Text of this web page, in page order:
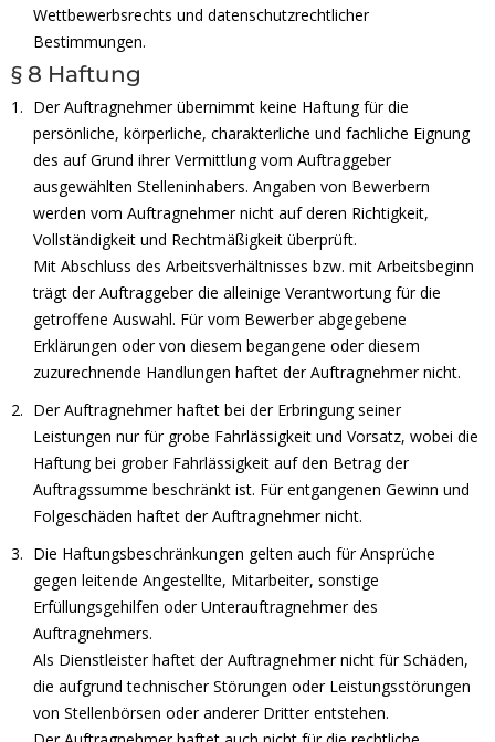
Wettbewerbsrechts und datenschutzrechtlicher
Bestimmungen.
§ 8 Haftung
Der Auftragnehmer übernimmt keine Haftung für die
persönliche, körperliche, charakterliche und fachliche Eignung
des auf Grund ihrer Vermittlung vom Auftraggeber
ausgewählten Stelleninhabers. Angaben von Bewerbern
werden vom Auftragnehmer nicht auf deren Richtigkeit,
Vollständigkeit und Rechtmäßigkeit überprüft.
Mit Abschluss des Arbeitsverhältnisses bzw. mit Arbeitsbeginn
trägt der Auftraggeber die alleinige Verantwortung für die
getroffene Auswahl. Für vom Bewerber abgegebene
Erklärungen oder von diesem begangene oder diesem
zuzurechnende Handlungen haftet der Auftragnehmer nicht.
Der Auftragnehmer haftet bei der Erbringung seiner
Leistungen nur für grobe Fahrlässigkeit und Vorsatz, wobei die
Haftung bei grober Fahrlässigkeit auf den Betrag der
Auftragssumme beschränkt ist. Für entgangenen Gewinn und
Folgeschäden haftet der Auftragnehmer nicht.
Die Haftungsbeschränkungen gelten auch für Ansprüche
gegen leitende Angestellte, Mitarbeiter, sonstige
Erfüllungsgehilfen oder Unterauftragnehmer des
Auftragnehmers.
Als Dienstleister haftet der Auftragnehmer nicht für Schäden,
die aufgrund technischer Störungen oder Leistungsstörungen
von Stellenbörsen oder anderer Dritter entstehen.